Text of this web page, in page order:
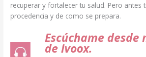
recuperar y fortalecer tu salud. Pero antes
procedencia y de como se prepara.
Escúchame desde
de Ivoox.